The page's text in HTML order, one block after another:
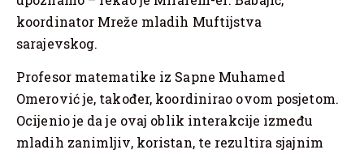
koordinator Mreže mladih Muftijstva
sarajevskog.
Profesor matematike iz Sapne Muhamed
Omerović je, također, koordinirao ovom posjetom.
Ocijenio je da je ovaj oblik interakcije između
mladih zanimljiv, koristan, te rezultira sjajnim